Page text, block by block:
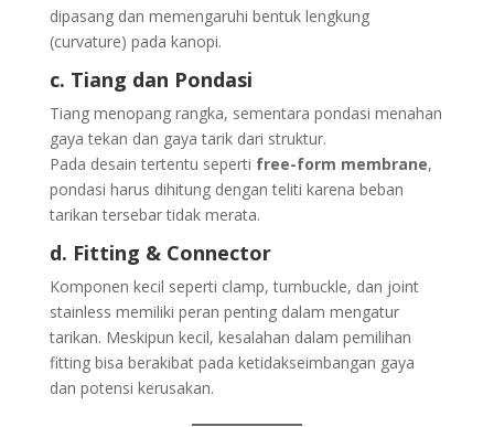
dipasang dan memengaruhi bentuk lengkung
(curvature) pada kanopi.
c. Tiang dan Pondasi
Tiang menopang rangka, sementara pondasi menahan
gaya tekan dan gaya tarik dari struktur.
Pada desain tertentu seperti free-form membrane,
pondasi harus dihitung dengan teliti karena beban
tarikan tersebar tidak merata.
d. Fitting & Connector
Komponen kecil seperti clamp, turnbuckle, dan joint
stainless memiliki peran penting dalam mengatur
tarikan. Meskipun kecil, kesalahan dalam pemilihan
fitting bisa berakibat pada ketidakseimbangan gaya
dan potensi kerusakan.